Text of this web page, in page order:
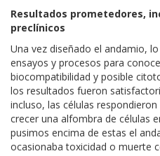
Resultados prometedores,
preclínicos
Una vez diseñado el andamio,
ensayos y procesos para
biocompatibilidad y posible
los resultados fueron
incluso, las células
crecer una alfombra de células
pusimos encima de estas el
ocasionaba toxicidad o muerte